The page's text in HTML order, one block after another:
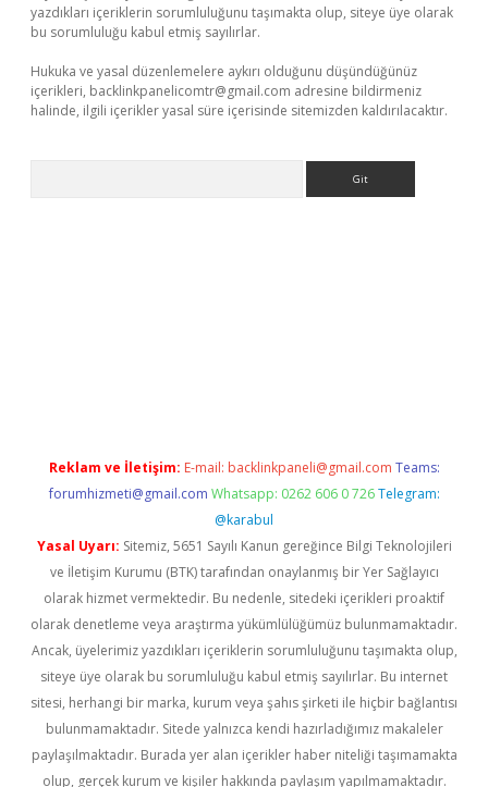
yazdıkları içeriklerin sorumluluğunu taşımakta olup, siteye üye olarak
bu sorumluluğu kabul etmiş sayılırlar.
Hukuka ve yasal düzenlemelere aykırı olduğunu düşündüğünüz
içerikleri, backlinkpanelicomtr@gmail.com adresine bildirmeniz
halinde, ilgili içerikler yasal süre içerisinde sitemizden kaldırılacaktır.
Reklam ve İletişim: E-mail: backlinkpaneli@gmail.com Teams:
forumhizmeti@gmail.com Whatsapp: 0262 606 0 726 Telegram:
@karabul
Yasal Uyarı: Sitemiz, 5651 Sayılı Kanun gereğince Bilgi Teknolojileri
ve İletişim Kurumu (BTK) tarafından onaylanmış bir Yer Sağlayıcı
olarak hizmet vermektedir. Bu nedenle, sitedeki içerikleri proaktif
olarak denetleme veya araştırma yükümlülüğümüz bulunmamaktadır.
Ancak, üyelerimiz yazdıkları içeriklerin sorumluluğunu taşımakta olup,
siteye üye olarak bu sorumluluğu kabul etmiş sayılırlar. Bu internet
sitesi, herhangi bir marka, kurum veya şahıs şirketi ile hiçbir bağlantısı
bulunmamaktadır. Sitede yalnızca kendi hazırladığımız makaleler
paylaşılmaktadır. Burada yer alan içerikler haber niteliği taşımamakta
olup, gerçek kurum ve kişiler hakkında paylaşım yapılmamaktadır.